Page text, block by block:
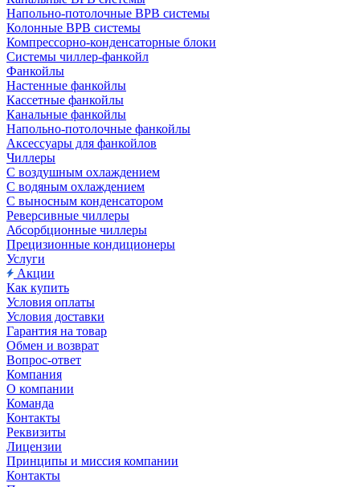
Напольно-потолочные ВРВ системы
Колонные ВРВ системы
Компрессорно-конденсаторные блоки
Системы чиллер-фанкойл
Фанкойлы
Настенные фанкойлы
Кассетные фанкойлы
Канальные фанкойлы
Напольно-потолочные фанкойлы
Аксессуары для фанкойлов
Чиллеры
С воздушным охлаждением
С водяным охлаждением
С выносным конденсатором
Реверсивные чиллеры
Абсорбционные чиллеры
Прецизионные кондиционеры
Услуги
Акции
Как купить
Условия оплаты
Условия доставки
Гарантия на товар
Обмен и возврат
Вопрос-ответ
Компания
О компании
Команда
Контакты
Реквизиты
Лицензии
Принципы и миссия компании
Контакты